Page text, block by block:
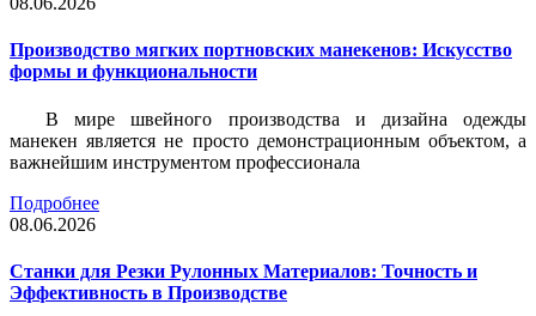
Производство мягких портновских манекенов: Искусство
формы и функциональности
В мире швейного производства и дизайна одежды
манекен является не просто демонстрационным объектом, а
важнейшим инструментом профессионала
Подробнее
08.06.2026
Станки для Резки Рулонных Материалов: Точность и
Эффективность в Производстве